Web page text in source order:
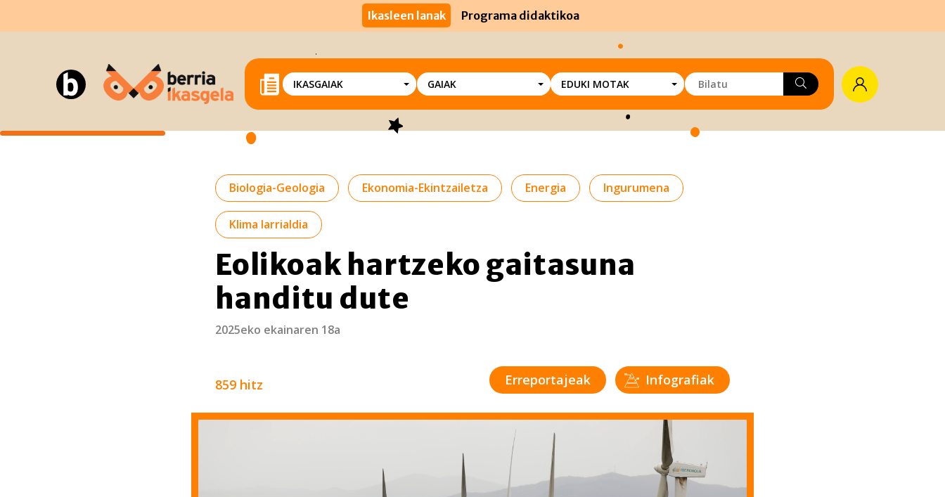
Ikasleen lanak Programa didaktikoa
IKASGAIAK GAIAK EDUKI MOTAK
Biologia-Geologia Ekonomia-Ekintzailetza Energia Ingurumena
Klima larrialdia
Eolikoak hartzeko gaitasuna
handitu dute
2025eko ekainaren 18a
859 hitz Erreportajeak Infografiak